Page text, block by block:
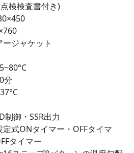
検検査書付き)
ジャケット
分
御・SSR出力
式ONタイマー・OFFタイマ
タイマー